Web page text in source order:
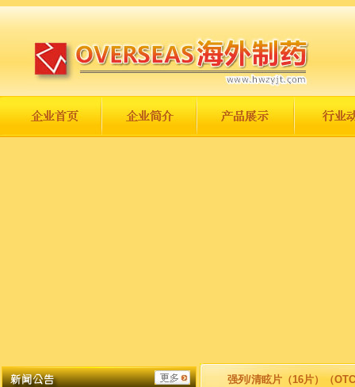
庆祝集团公司成立二十二周年！
强列/清眩片（16片）（